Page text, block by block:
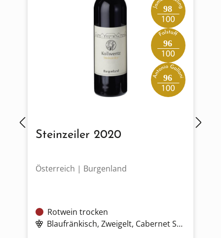
98
96
96
Steinzeiler 2020
Österreich | Burgenland
Rotwein trocken
Blaufränkisch, Zweigelt, Cabernet Sauvignon